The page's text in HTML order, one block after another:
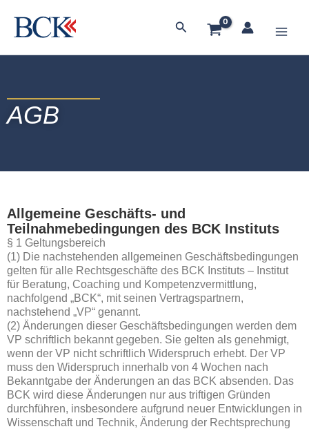
Inhalt
springen
Suchen
AGB
Allgemeine Geschäfts- und
Teilnahmebedingungen des BCK Instituts
§ 1 Geltungsbereich
(1) Die nachstehenden allgemeinen Geschäftsbedingungen
gelten für alle Rechtsgeschäfte des BCK Instituts – Institut
für Beratung, Coaching und Kompetenzvermittlung,
nachfolgend „BCK“, mit seinen Vertragspartnern,
nachstehend „VP“ genannt.
(2) Änderungen dieser Geschäftsbedingungen werden dem
VP schriftlich bekannt gegeben. Sie gelten als genehmigt,
wenn der VP nicht schriftlich Widerspruch erhebt. Der VP
muss den Widerspruch innerhalb von 4 Wochen nach
Bekanntgabe der Änderungen an das BCK absenden. Das
BCK wird diese Änderungen nur aus triftigen Gründen
durchführen, insbesondere aufgrund neuer Entwicklungen in
Wissenschaft und Technik, Änderung der Rechtsprechung